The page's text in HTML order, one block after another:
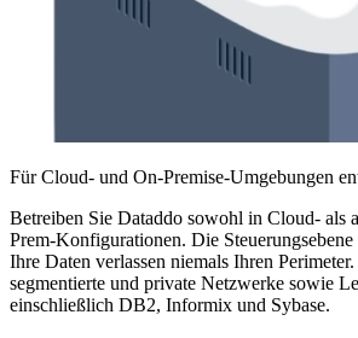
Für Cloud- und On-Premise-Umgebungen
Betreiben Sie Dataddo sowohl in Cloud- als
Prem-Konfigurationen. Die
Ihre Daten verlassen niemals Ihren
segmentierte und private Netzwerke sowie
einschließlich DB2, Informix und Sybase.